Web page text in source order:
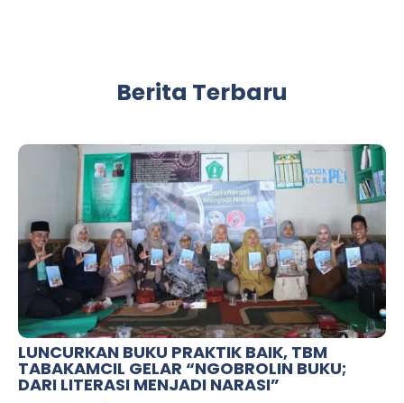
Berita Terbaru
LUNCURKAN BUKU PRAKTIK BAIK, TBM
TABAKAMCIL GELAR “NGOBROLIN BUKU;
DARI LITERASI MENJADI NARASI”